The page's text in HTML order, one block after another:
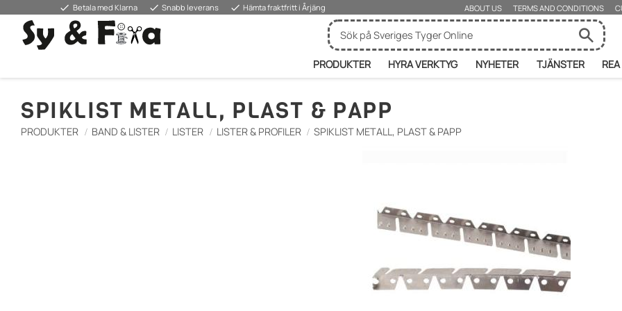
done Betala med Klarna done Snabb leverans done Hämta fraktfritt i Årjäng ABOUT US TERMS AND CONDITIONS
PRODUKTER HYRA VERKTYG NYHETER TJÄNSTER REA
SPIKLIST METALL, PLAST & PAPP
PRODUKTER BAND & LISTER LISTER LISTER & PROFILER SPIKLIST METALL, PLAST & PAPP